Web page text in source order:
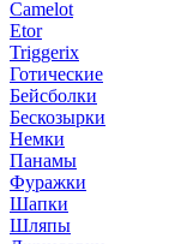
Camelot
Etor
Triggerix
Готические
Бейсболки
Бескозырки
Немки
Панамы
Фуражки
Шапки
Шляпы